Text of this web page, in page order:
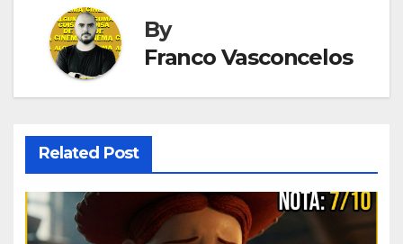
By
Franco Vasconcelos
Related Post